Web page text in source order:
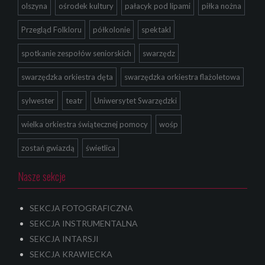
olszyna ośrodek kultury pałacyk pod lipami piłka nożna
Przegląd Folkloru półkolonie spektakl
spotkanie zespołów seniorskich swarzędz
swarzędzka orkiestra dęta swarzędzka orkiestra flażoletowa
sylwester teatr Uniwersytet Swarzędzki
wielka orkiestra świątecznej pomocy wośp
zostań gwiazdą świetlica
Nasze sekcje
SEKCJA FOTOGRAFICZNA
SEKCJA INSTRUMENTALNA
SEKCJA INTARSJI
SEKCJA KRAWIECKA